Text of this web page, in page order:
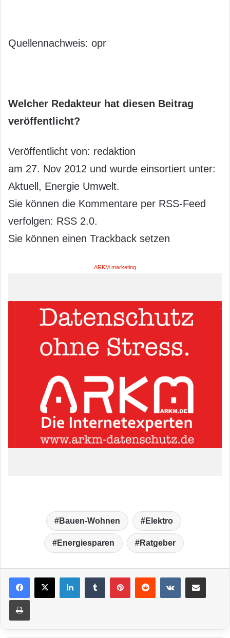
Quellennachweis: opr
Welcher Redakteur hat diesen Beitrag
veröffentlicht?
Veröffentlicht von: redaktion
am 27. Nov 2012 und wurde einsortiert unter:
Aktuell, Energie Umwelt.
Sie können die Kommentare per RSS-Feed
verfolgen: RSS 2.0.
Sie können einen Trackback setzen
ARKM.marketing
Bauen-Wohnen Elektro
Energiesparen Ratgeber
LinkedIn VKontakte
Drucken